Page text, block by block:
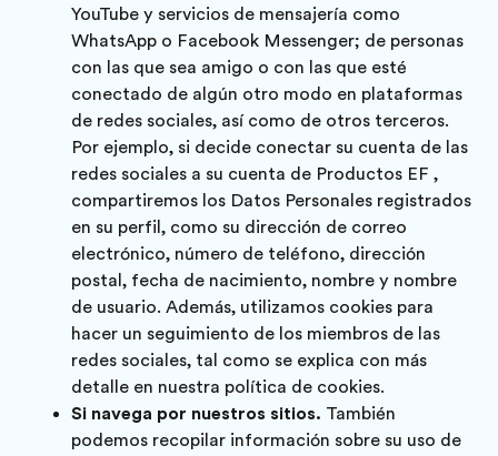
YouTube y servicios de mensajería como
WhatsApp o Facebook Messenger; de personas
con las que sea amigo o con las que esté
conectado de algún otro modo en plataformas
de redes sociales, así como de otros terceros.
Por ejemplo, si decide conectar su cuenta de las
redes sociales a su cuenta de Productos EF ,
compartiremos los Datos Personales registrados
en su perfil, como su dirección de correo
electrónico, número de teléfono, dirección
postal, fecha de nacimiento, nombre y nombre
de usuario. Además, utilizamos cookies para
hacer un seguimiento de los miembros de las
redes sociales, tal como se explica con más
detalle en nuestra política de cookies.
Si navega por nuestros sitios. También
podemos recopilar información sobre su uso de